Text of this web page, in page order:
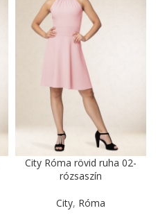
City Róma rövid ruha 02-
rózsaszín
City, Róma